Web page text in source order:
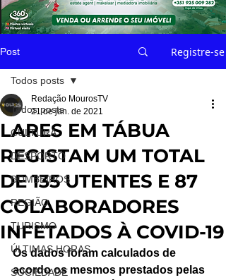
Post Registre-se
Todos posts
CULTURA
DESPORTO
BOMBEIROS
REGIÃO
TURISMO
ÚLTIMAS HORAS
SOCIEDADE
Todos posts
LARES EM TÁBUA
REGISTAM UM TOTAL
DE 135 UTENTES E 87
COLABORADORES
INFETADOS À COVID-19
Redação MourosTV
21 de jan. de 2021
Os dados foram calculados de
acordo os mesmos prestados pelas